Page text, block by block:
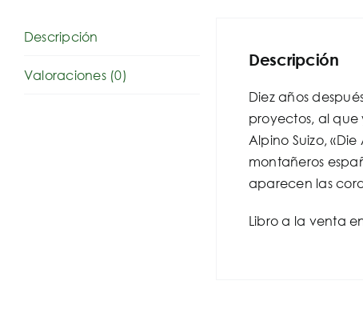
Descripción
Valoraciones (0)
Descripción
Diez años
proyectos, al
Alpino Suizo,
montañeros
aparecen las
Libro a la venta